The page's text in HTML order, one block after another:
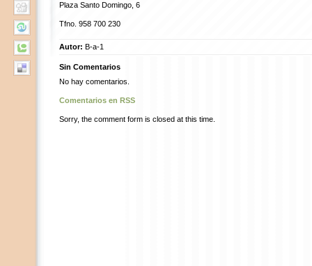
Plaza Santo Domingo, 6
Tfno. 958 700 230
Autor: B-a-1
Sin Comentarios
No hay comentarios.
Comentarios en RSS
Sorry, the comment form is closed at this time.